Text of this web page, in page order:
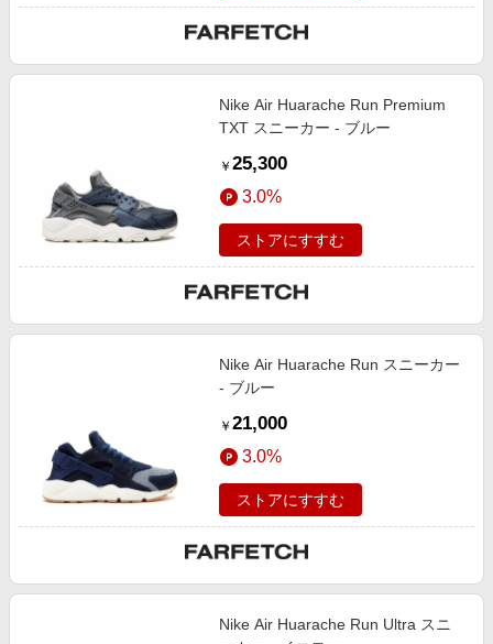
Nike Air Huarache Run Premium
TXT スニーカー - ブルー
￥ 25,300
3.0%
ストアにすすむ
Nike Air Huarache Run スニーカー
- ブルー
￥ 21,000
3.0%
ストアにすすむ
Nike Air Huarache Run Ultra スニ